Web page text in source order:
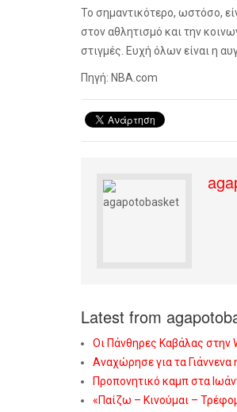
Το σημαντικότερο, ωστόσο,
στον αθλητισμό και την
στιγμές. Ευχή όλων είναι η
Πηγή: NBA.com
Latest from
Οι Πάνθηρες Καβάλας στην
Αναχώρησε για τα Γιάννενα
Προπονητικό καμπ στα
«Παίζω – Κινούμαι –